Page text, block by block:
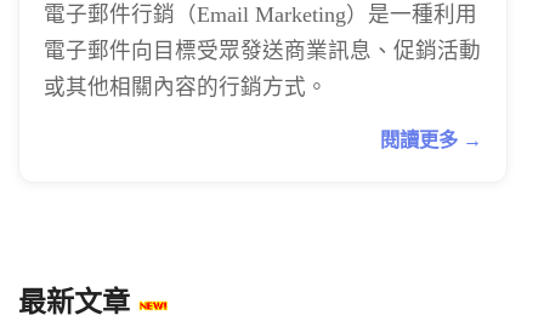
電子郵件行銷（Email Marketing）是一種利用
電子郵件向目標受眾發送商業訊息、促銷活動
或其他相關內容的行銷方式。
閱讀更多 →
最新文章